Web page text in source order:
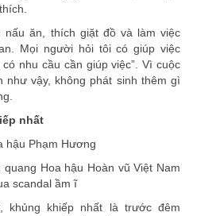
nấu ăn, thích giặt đồ và làm việc
Mọi người hỏi tôi có giúp việc
có nhu cầu cần giúp việc”. Vì cuộc
như vậy, không phát sinh thêm gì
nhất
Hoa hậu Hoàn vũ Việt Nam
scandal ầm ĩ
khủng khiếp nhất là trước đêm